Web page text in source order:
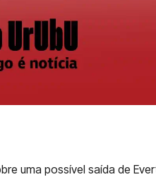
uma possível saída de